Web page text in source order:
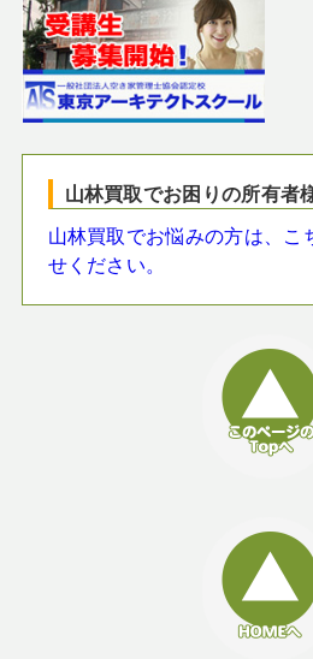
山林買取でお困りの所有者
山林買取でお悩みの方は、こ
せください。